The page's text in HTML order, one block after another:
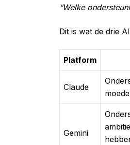
“Welke
Dit is wat de drie
Platform
Claude
Gemini